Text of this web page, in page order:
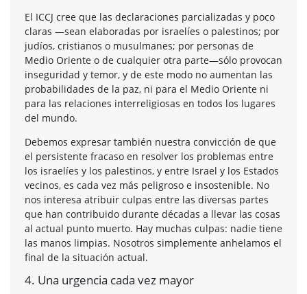
El ICCJ cree que las declaraciones parcializadas y poco
claras —sean elaboradas por israelíes o palestinos; por
judíos, cristianos o musulmanes; por personas de
Medio Oriente o de cualquier otra parte—sólo provocan
inseguridad y temor, y de este modo no aumentan las
probabilidades de la paz, ni para el Medio Oriente ni
para las relaciones interreligiosas en todos los lugares
del mundo.
Debemos expresar también nuestra convicción de que
el persistente fracaso en resolver los problemas entre
los israelíes y los palestinos, y entre Israel y los Estados
vecinos, es cada vez más peligroso e insostenible. No
nos interesa atribuir culpas entre las diversas partes
que han contribuido durante décadas a llevar las cosas
al actual punto muerto. Hay muchas culpas: nadie tiene
las manos limpias. Nosotros simplemente anhelamos el
final de la situación actual.
4. Una urgencia cada vez mayor